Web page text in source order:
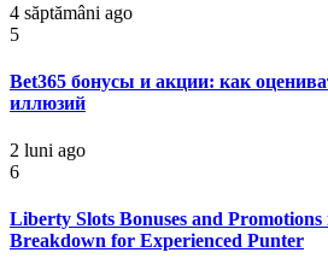
4 săptămâni ago
5
Bet365 бонусы и акции: как
иллюзий
2 luni ago
6
Liberty Slots Bonuses and
Breakdown for Experienced Punter